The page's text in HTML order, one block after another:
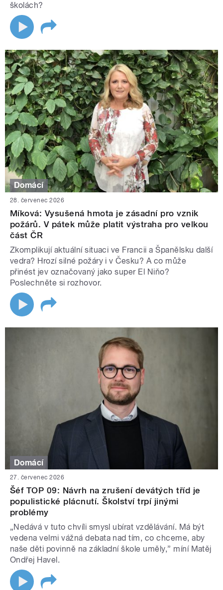
školách?
Domácí
28. červenec 2026
Míková: Vysušená hmota je zásadní pro vznik
požárů. V pátek může platit výstraha pro velkou
část ČR
Zkomplikují aktuální situaci ve Francii a Španělsku další
vedra? Hrozí silné požáry i v Česku? A co může
přinést jev označovaný jako super El Niňo?
Poslechněte si rozhovor.
Domácí
27. červenec 2026
Šéf TOP 09: Návrh na zrušení devátých tříd je
populistické plácnutí. Školství trpí jinými
problémy
„Nedává v tuto chvíli smysl ubírat vzdělávání. Má být
vedena velmi vážná debata nad tím, co chceme, aby
naše děti povinně na základní škole uměly,” míní Matěj
Ondřej Havel.